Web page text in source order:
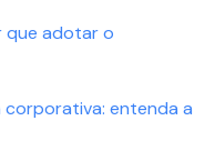
que adotar o
corporativa: entenda a